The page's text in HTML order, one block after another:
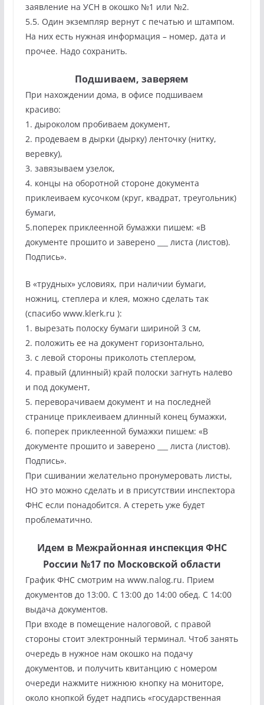
заявление на УСН в окошко №1 или №2.
5.5. Один экземпляр вернут с печатью и штампом.
На них есть нужная информация – номер, дата и
прочее. Надо сохранить.
Подшиваем, заверяем
При нахождении дома, в офисе подшиваем
красиво:
1. дыроколом пробиваем документ,
2. продеваем в дырки (дырку) ленточку (нитку,
веревку),
3. завязываем узелок,
4. концы на оборотной стороне документа
приклеиваем кусочком (круг, квадрат, треугольник)
бумаги,
5.поперек приклеенной бумажки пишем: «В
документе прошито и заверено ___ листа (листов).
Подпись».
В «трудных» условиях, при наличии бумаги,
ножниц, степлера и клея, можно сделать так
(спасибо www.klerk.ru ):
1. вырезать полоску бумаги шириной 3 см,
2. положить ее на документ горизонтально,
3. с левой стороны приколоть степлером,
4. правый (длинный) край полоски загнуть налево
и под документ,
5. переворачиваем документ и на последней
странице приклеиваем длинный конец бумажки,
6. поперек приклеенной бумажки пишем: «В
документе прошито и заверено ___ листа (листов).
Подпись».
При сшивании желательно пронумеровать листы,
НО это можно сделать и в присутствии инспектора
ФНС если понадобится. А стереть уже будет
проблематично.
Идем в Межрайонная инспекция ФНС
России №17 по Московской области
График ФНС смотрим на www.nalog.ru. Прием
документов до 13:00. С 13:00 до 14:00 обед. С 14:00
выдача документов.
При входе в помещение налоговой, с правой
стороны стоит электронный терминал. Чтоб занять
очередь в нужное нам окошко на подачу
документов, и получить квитанцию с номером
очереди нажмите нижнюю кнопку на мониторе,
около кнопкой будет надпись «государственная